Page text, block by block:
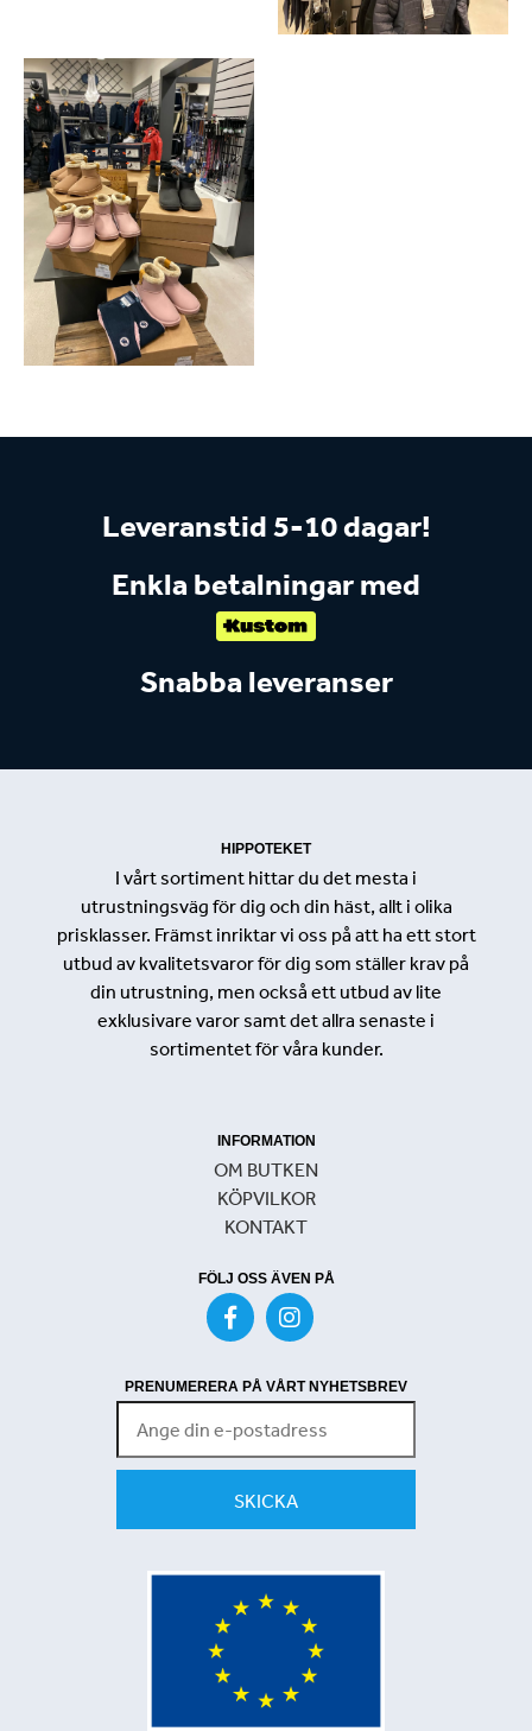
Leveranstid 5-10 dagar!
Enkla betalningar med
Snabba leveranser
HIPPOTEKET
I vårt sortiment hittar du det mesta i
utrustningsväg för dig och din häst, allt i olika
prisklasser. Främst inriktar vi oss på att ha ett stort
utbud av kvalitetsvaror för dig som ställer krav på
din utrustning, men också ett utbud av lite
exklusivare varor samt det allra senaste i
sortimentet för våra kunder.
INFORMATION
OM BUTKEN
KÖPVILKOR
KONTAKT
FÖLJ OSS ÄVEN PÅ
PRENUMERERA PÅ VÅRT NYHETSBREV